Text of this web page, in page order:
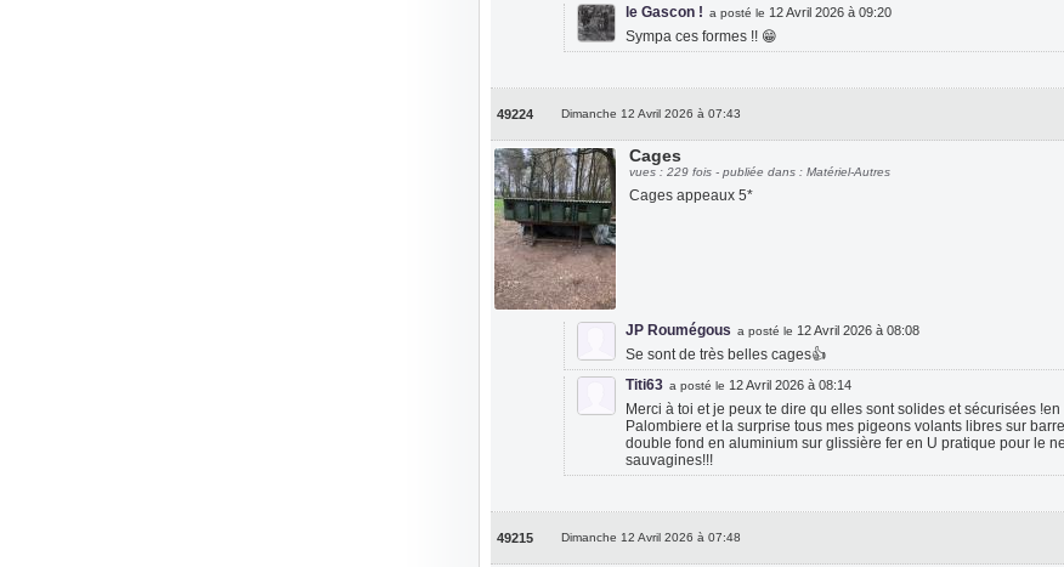
le Gascon ! a posté le 12 Avril 2026 à 09:20
Sympa ces formes !! 😁
49224 Dimanche 12 Avril 2026 à 07:43
Cages
vues : 229 fois - publiée dans : Matériel-Autres
Cages appeaux 5*
JP Roumégous a posté le 12 Avril 2026 à 08:08
Se sont de très belles cages👍
Titi63 a posté le 12 Avril 2026 à 08:14
Merci à toi et je peux te dire qu elles sont solides et sécurisées
Palombiere et la surprise tous mes pigeons volants libres sur
double fond en aluminium sur glissière fer en U pratique pour le
sauvagines!!!
49215 Dimanche 12 Avril 2026 à 07:48